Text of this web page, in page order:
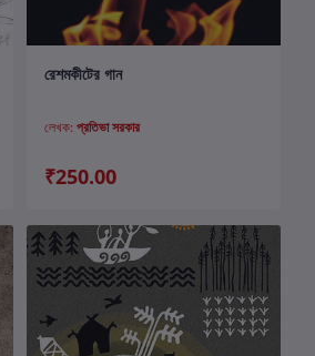
কার্টে যোগ করুন
রেশমকীটের গান
লেখক: প্রতিভা সরকার
₹250.00